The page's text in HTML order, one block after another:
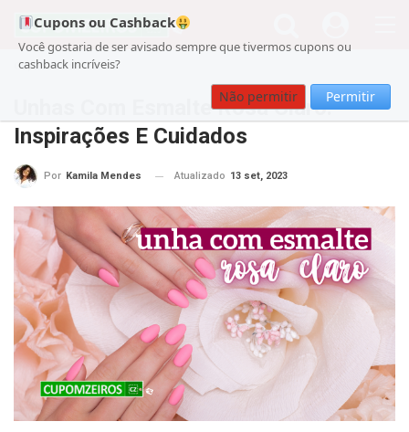
Cupons ou Cashback
Você gostaria de ser avisado sempre que tivermos cupons ou
cashback incríveis?
Não permitir Permitir
Cupom Beleza
Unhas Com Esmalte Rosa Claro:
Inspirações E Cuidados
Por Kamila Mendes Atualizado 13 set, 2023